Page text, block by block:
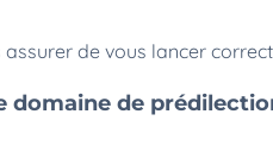
de vous lancer
domaine de